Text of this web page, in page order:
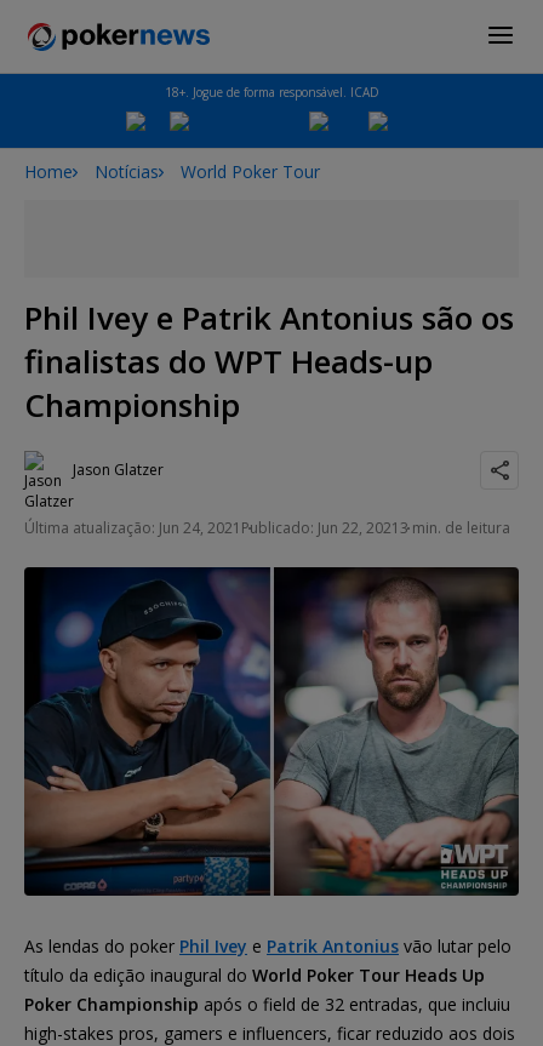
18+. Jogue de forma responsável. ICAD
Home Notícias World Poker Tour
Phil Ivey e Patrik Antonius são os
finalistas do WPT Heads-up
Championship
Jason Glatzer
Última atualização: Jun 24, 2021 Publicado: Jun 22, 20213 min. de leitura
As lendas do poker Phil Ivey e Patrik Antonius vão lutar pelo
título da edição inaugural do World Poker Tour Heads Up
Poker Championship após o field de 32 entradas, que incluiu
high-stakes pros, gamers e influencers, ficar reduzido aos dois